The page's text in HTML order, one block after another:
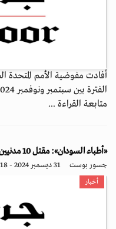
أفادت مفوضية الأمم المتحدة
الفترة بين سبتمبر ونوفمبر 2024، بوقوع انتهاكات للقانون ا...
متابعة القراءة ...
«أطباء السودان»: مقتل 10 مدنيين في قصف لمعسكر نازحين بدارفور
جسور بوست 31 ديسمبر 2024 - 15:18
أخبار